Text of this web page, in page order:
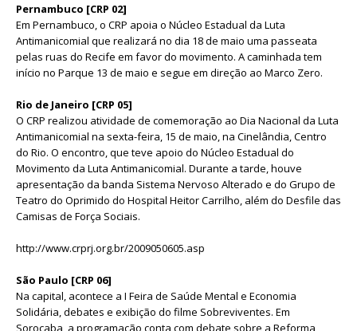
Pernambuco [CRP 02]
Em Pernambuco, o CRP apoia o Núcleo Estadual da Luta
Antimanicomial que realizará no dia 18 de maio uma passeata
pelas ruas do Recife em favor do movimento. A caminhada tem
início no Parque 13 de maio e segue em direção ao Marco Zero.
Rio de Janeiro [CRP 05]
O CRP realizou atividade de comemoração ao Dia Nacional da Luta
Antimanicomial na sexta-feira, 15 de maio, na Cinelândia, Centro
do Rio. O encontro, que teve apoio do Núcleo Estadual do
Movimento da Luta Antimanicomial. Durante a tarde, houve
apresentação da banda Sistema Nervoso Alterado e do Grupo de
Teatro do Oprimido do Hospital Heitor Carrilho, além do Desfile das
Camisas de Força Sociais.
http://www.crprj.org.br/2009050605.asp
São Paulo [CRP 06]
Na capital, acontece a I Feira de Saúde Mental e Economia
Solidária, debates e exibição do filme Sobreviventes. Em
Sorocaba, a programação conta com debate sobre a Reforma